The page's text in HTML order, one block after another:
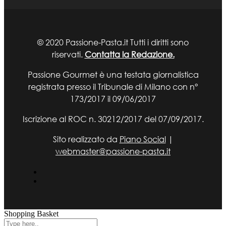
© 2020 Passione-Pasta.it Tutti i diritti sono
riservati. Contatta la Redazione.
Passione Gourmet è una testata giornalistica
registrata presso il Tribunale di Milano con n°
173/2017 il 09/06/2017
Iscrizione al ROC n. 30212/2017 del 07/09/2017.
Sito realizzato da Piano Social|
webmaster@passione-pasta.it
Shopping Basket